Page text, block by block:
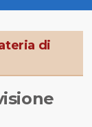
di